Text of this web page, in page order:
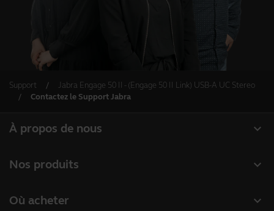
Support
Jabra Engage 50 II - (Engage 50 II Link) USB-A UC Stereo
Contactez le Support Jabra
expand_more
À propos de nous
Durabilité
expand_more
Nos produits
expand_more
Où acheter